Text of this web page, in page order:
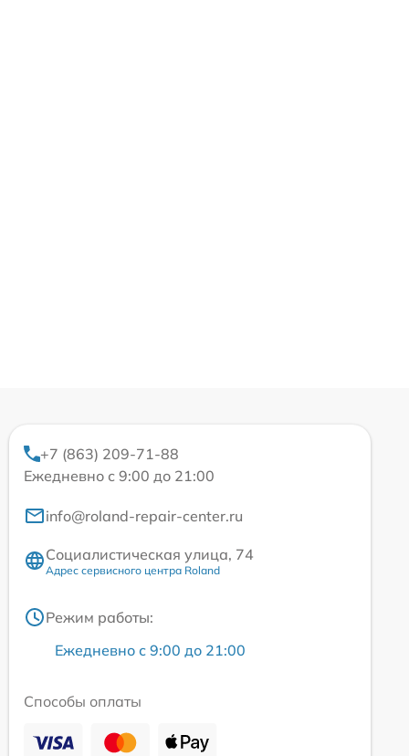
+7 (863) 209-71-88
Ежедневно с 9:00 до 21:00
info@roland-repair-center.ru
Социалистическая улица, 74
Адрес сервисного центра Roland
Режим работы:
Ежедневно с 9:00 до 21:00
Способы оплаты